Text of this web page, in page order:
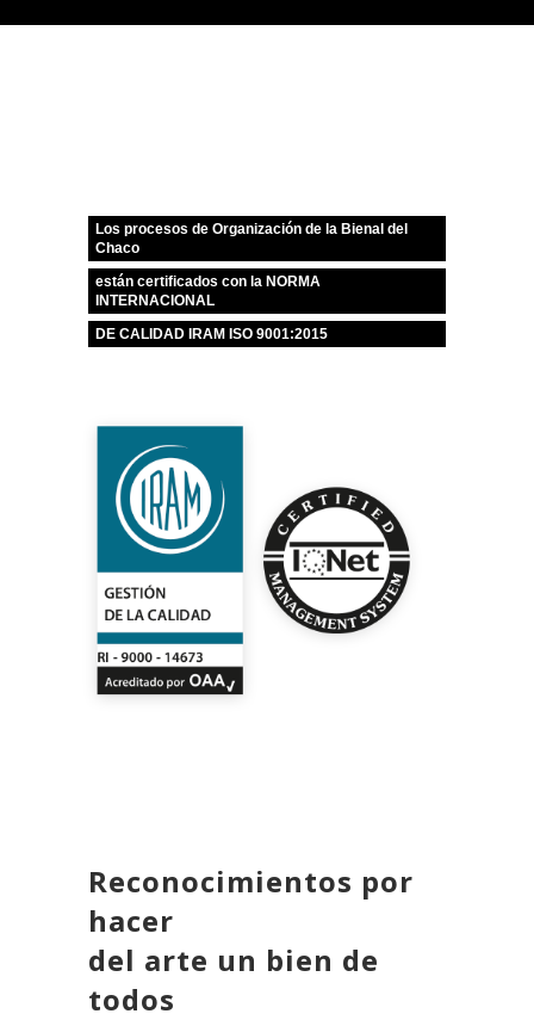
Los procesos de Organización de la Bienal del
Chaco
están certificados con la NORMA
INTERNACIONAL
DE CALIDAD IRAM ISO 9001:2015
Reconocimientos por
hacer
del arte un bien de
todos